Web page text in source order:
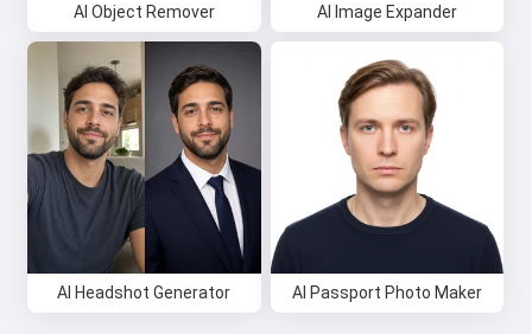
AI Object Remover AI Image Expander
AI Headshot Generator AI Passport Photo Maker